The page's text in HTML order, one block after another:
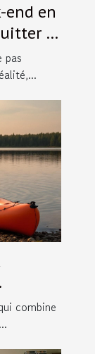
end en
la
pas
combine